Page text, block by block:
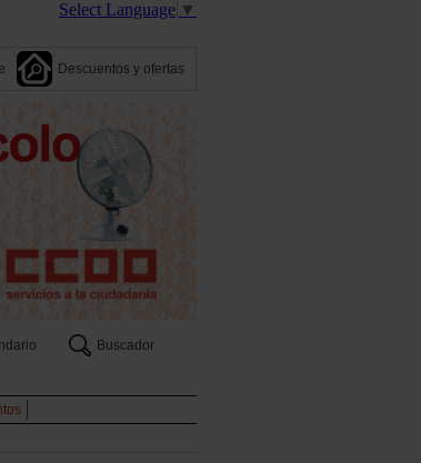
Select Language ▼
Descuentos y ofertas
Buscador